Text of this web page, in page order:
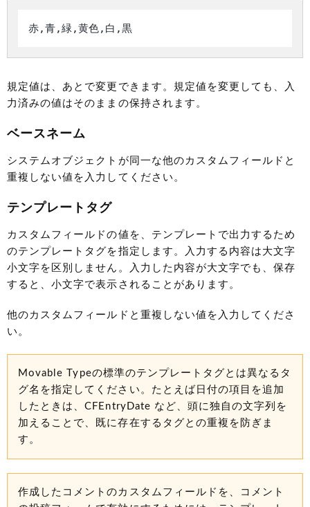
規定値は、あとで変更できます。規定値を変更しても、入
力済みの値はそのままの保持されます。
ベースネーム
システムオブジェクトが同一な他のカスタムフィールドと
重複しない値を入力してください。
テンプレートタグ
カスタムフィールドの値を、テンプレートで出力するため
のテンプレートタグを指定します。入力する内容は大文字
小文字を区別しません。入力した内容が大文字でも、保存
すると、小文字で表示されることがあります。
他のカスタムフィールドと重複しない値を入力してくださ
い。
Movable Typeの標準のテンプレートタグとは異なるタ
グ名を指定してください。たとえば日付の項目を追加
したときは、CFEntryDate など、頭に独自の文字列を
加えることで、既に存在するタグとの重複を防ぎま
す。
作成したコメントのカスタムフィールドを、コメント